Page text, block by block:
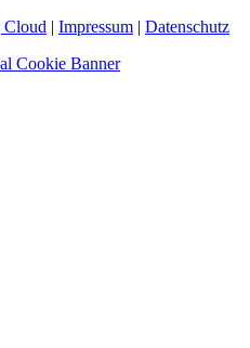
Cloud | Impressum | Datenschutz
Cookie Banner